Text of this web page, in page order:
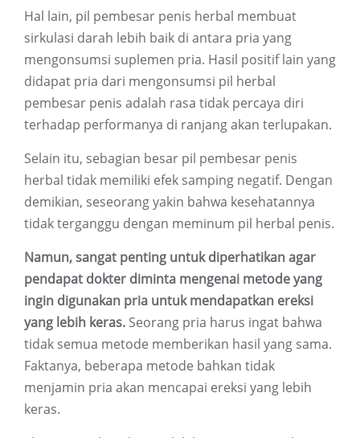
Hal lain, pil pembesar penis herbal membuat
sirkulasi darah lebih baik di antara pria yang
mengonsumsi suplemen pria. Hasil positif lain yang
didapat pria dari mengonsumsi pil herbal
pembesar penis adalah rasa tidak percaya diri
terhadap performanya di ranjang akan terlupakan.
Selain itu, sebagian besar pil pembesar penis
herbal tidak memiliki efek samping negatif. Dengan
demikian, seseorang yakin bahwa kesehatannya
tidak terganggu dengan meminum pil herbal penis.
Namun, sangat penting untuk diperhatikan agar
pendapat dokter diminta mengenai metode yang
ingin digunakan pria untuk mendapatkan ereksi
yang lebih keras. Seorang pria harus ingat bahwa
tidak semua metode memberikan hasil yang sama.
Faktanya, beberapa metode bahkan tidak
menjamin pria akan mencapai ereksi yang lebih
keras.